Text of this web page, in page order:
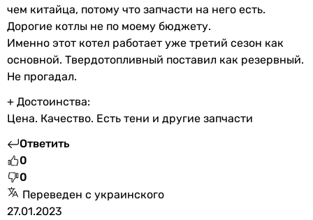
чем китайца, потому что запчасти на него есть.
Дорогие котлы не по моему бюджету.
Именно этот котел работает уже третий сезон как
основной. Твердотопливный поставил как резервный.
Не прогадал.
+ Достоинства:
Цена. Качество. Есть тени и другие запчасти
Ответить
0
0
Переведен с украинского
27.01.2023